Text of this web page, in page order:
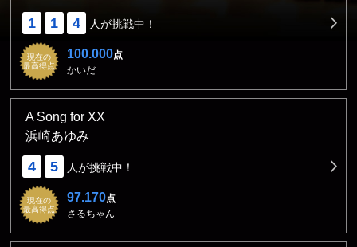
1 1 4 人が挑戦中！
現在の
最高得点
100.000点
かいだ
A Song for XX
浜崎あゆみ
4 5 人が挑戦中！
現在の
最高得点
97.170点
さるちゃん